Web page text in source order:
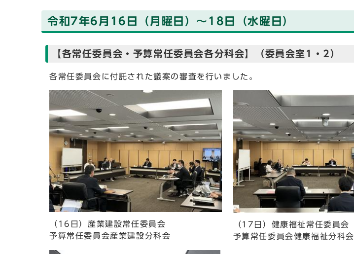
令和7年6月16日（月曜日）～18日（水曜日）
【各常任委員会・予算常任委員会各分科会】（委員会室1・2）
各常任委員会に付託された議案の審査を行いました。
（16日）産業建設常任委員会
予算常任委員会産業建設分科会
（17日）健康福祉常任委員会
予算常任委員会健康福祉分科会